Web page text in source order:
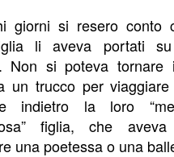
giorni si resero conto
li aveva portati
Non si poteva tornare
un trucco per
indietro la loro
figlia, che
una poetessa o una